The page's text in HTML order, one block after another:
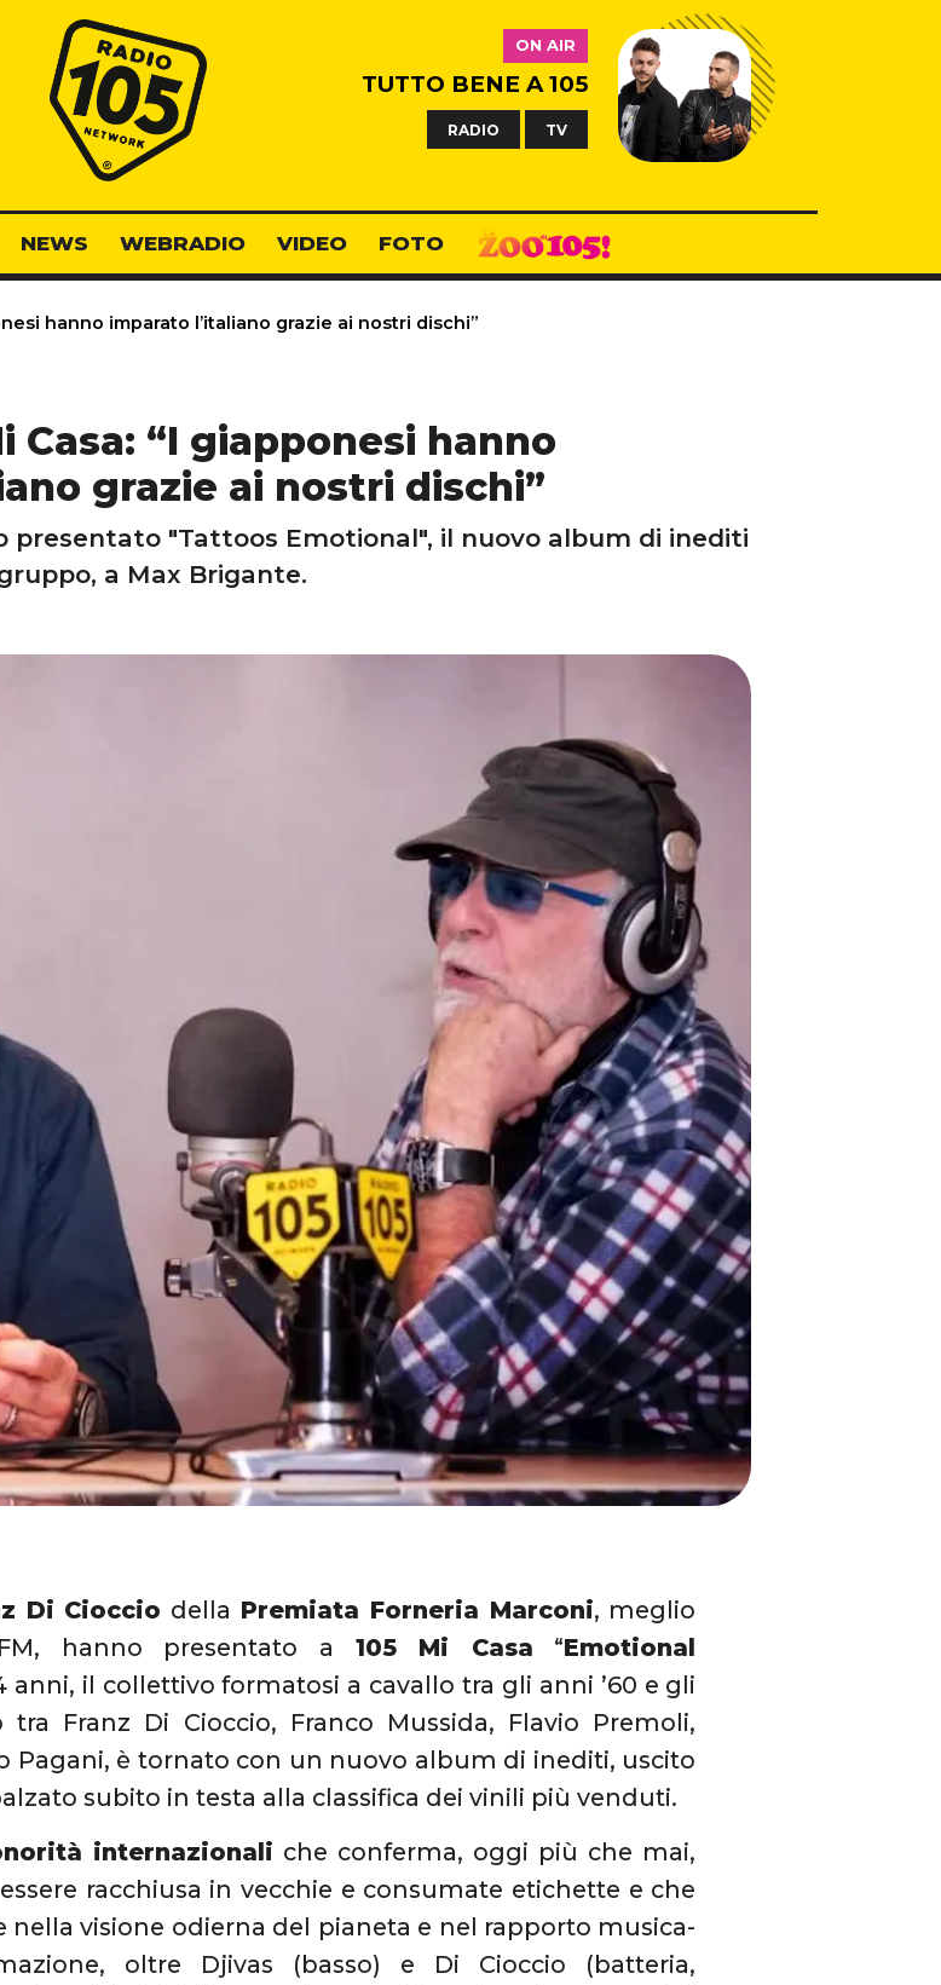
Radio 105
ON AIR
TUTTO BENE A 105
RADIO TV
NEWS WEBRADIO VIDEO FOTO
hanno imparato l’italiano grazie ai nostri dischi”
Casa: “I giapponesi hanno
grazie ai nostri dischi”
presentato "Tattoos Emotional", il nuovo album di inediti
a Max Brigante.
Di Cioccio della Premiata Forneria Marconi, meglio
hanno presentato a 105 Mi Casa “Emotional
anni, il collettivo formatosi a cavallo tra gli anni ’60 e gli
tra Franz Di Cioccio, Franco Mussida, Flavio Premoli,
Pagani, è tornato con un nuovo album di inediti, uscito
subito in testa alla classifica dei vinili più venduti.
internazionali che conferma, oggi più che mai,
racchiusa in vecchie e consumate etichette e che
nella visione odierna del pianeta e nel rapporto musica-
oltre Djivas (basso) e Di Cioccio (batteria,